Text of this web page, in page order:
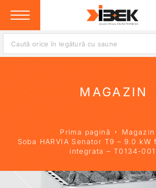
MAGAZIN
Prima pagină
Magazin
Soba HARVIA Senator T9 – 9.0 kW
integrata – T0134-001